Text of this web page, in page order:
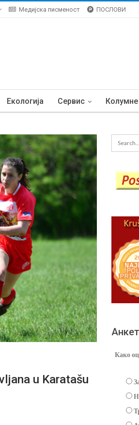
Медијска писменост ПОСЛОВИ
Екологија Сервис Колумне
u Karatašu
Како